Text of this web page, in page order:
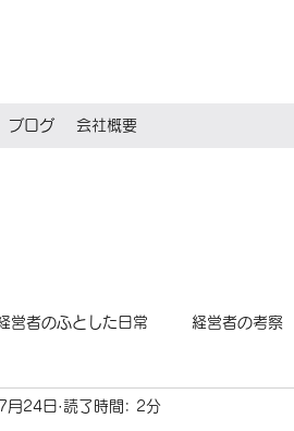
ブログ 会社概要
営者のふとした日常 経営者の考察
月24日 読了時間: 2分